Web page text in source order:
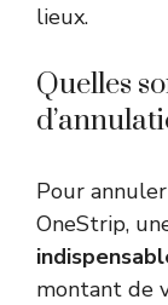
lieux.
Quelles
Pour
OneStrip,
montant de